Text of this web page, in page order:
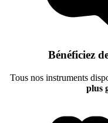
Bénéficiez
Tous nos instruments
plus